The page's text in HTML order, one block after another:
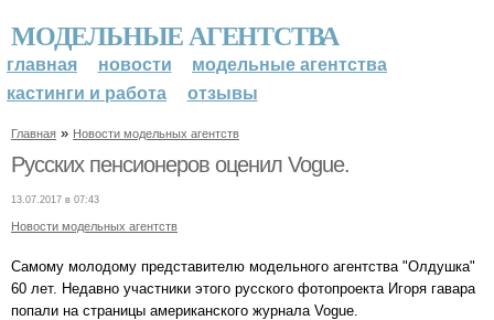
МОДЕЛЬНЫЕ АГЕНТСТВА
главная новости
модельные агентства
кастинги и работа
отзывы
Главная » Новости модельных агентств
Русских пенсионеров оценил Vogue.
13.07.2017 в 07:43
Новости модельных агентств
Самому молодому представителю модельного агентства "Олдушка"
60 лет. Недавно участники этого русского фотопроекта Игоря гавара
попали на страницы американского журнала Vogue.